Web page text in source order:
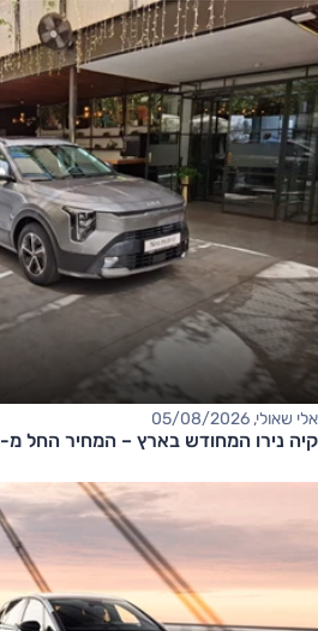
אלי שאולי, 05/08/2026
קיה נירו המחודש בארץ – המחיר החל מ-177,000 שקלים